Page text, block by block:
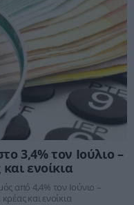
3,4% τον Ιούλιο –
ενοίκια
από 4,4% τον Ιούνιο –
και ενοίκια